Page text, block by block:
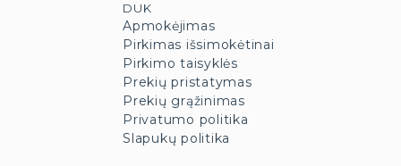
DUK
Apmokėjimas
Pirkimas išsimokėtinai
Pirkimo taisyklės
Prekių pristatymas
Prekių grąžinimas
Privatumo politika
Slapukų politika